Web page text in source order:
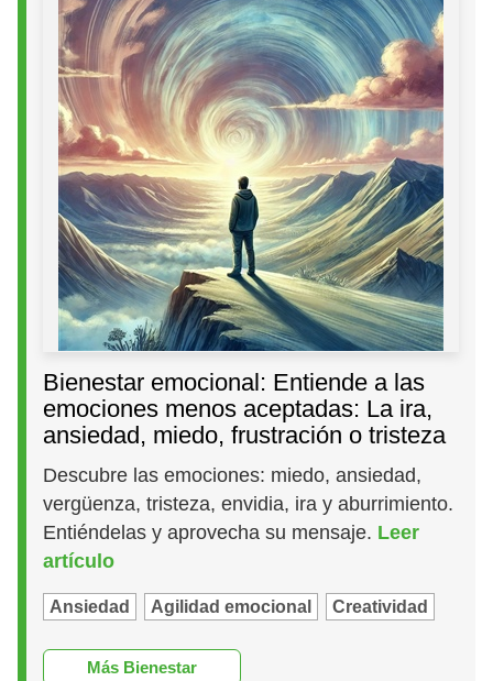
Bienestar emocional: Entiende a las
emociones menos aceptadas: La ira,
ansiedad, miedo, frustración o tristeza
Descubre las emociones: miedo, ansiedad,
vergüenza, tristeza, envidia, ira y aburrimiento.
Entiéndelas y aprovecha su mensaje. Leer
artículo
Ansiedad Agilidad emocional Creatividad
Más Bienestar